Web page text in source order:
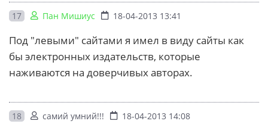
17 Пан Мишиус 18-04-2013 13:41
Под "левыми" сайтами я имел в виду сайты как
бы электронных издательств, которые
наживаются на доверчивых авторах.
18 самий умний!!! 18-04-2013 14:08